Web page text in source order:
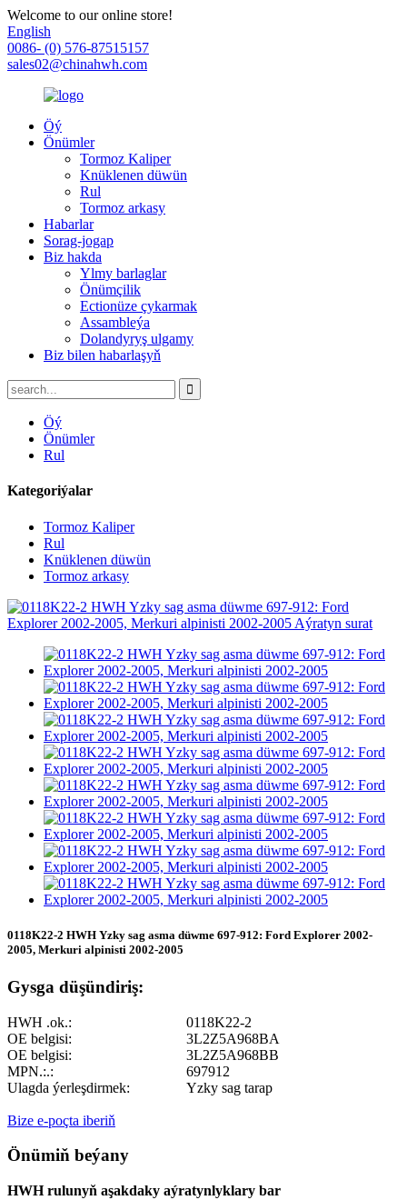
Welcome to our online store!
English
0086- (0) 576-87515157
sales02@chinahwh.com
Öý
Önümler
Tormoz Kaliper
Knüklenen düwün
Rul
Tormoz arkasy
Habarlar
Sorag-jogap
Biz hakda
Ylmy barlaglar
Önümçilik
Ectionüze çykarmak
Assambleýa
Dolandyryş ulgamy
Biz bilen habarlaşyň
Öý
Önümler
Rul
Kategoriýalar
Tormoz Kaliper
Rul
Knüklenen düwün
Tormoz arkasy
0118K22-2 HWH Yzky sag asma düwme 697-912: Ford Explorer 2002-
2005, Merkuri alpinisti 2002-2005
Gysga düşündiriş:
HWH .ok.:
0118K22-2
OE belgisi:
3L2Z5A968BA
OE belgisi:
3L2Z5A968BB
MPN.:.:
697912
Ulagda ýerleşdirmek:
Yzky sag tarap
Bize e-poçta iberiň
Önümiň beýany
HWH rulunyň aşakdaky aýratynlyklary bar